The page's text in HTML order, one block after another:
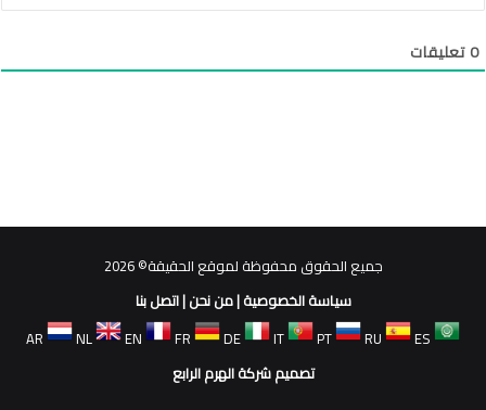
0تعليقات
جميع الحقوق محفوظة لموقع الحقيقة© 2026
سياسة الخصوصية|من نحن|اتصل بنا
AR
NL EN FR DE IT PT RU
ES
تصميم شركة الهرم الرابع